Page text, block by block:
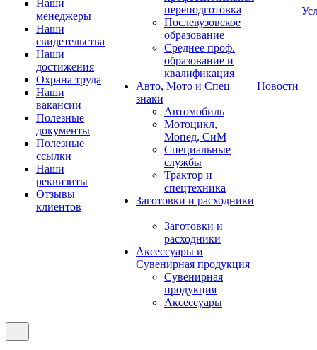
Наши
менеджеры
Наши
свидетельства
Наши
достижения
Охрана труда
Наши
вакансии
Полезные
документы
Полезные
ссылки
Наши
реквизиты
Отзывы
клиентов
переподготовка
Послевузовское
образование
Среднее проф.
образование и
квалификация
Авто, Мото и Спец
знаки
Автомобиль
Мотоцикл,
Мопед, СиМ
Специальные
службы
Трактор и
спецтехника
Заготовки и расходники
Заготовки и
расходники
Аксессуары и
Сувенирная продукция
Сувенирная
продукция
Аксессуары
Новости